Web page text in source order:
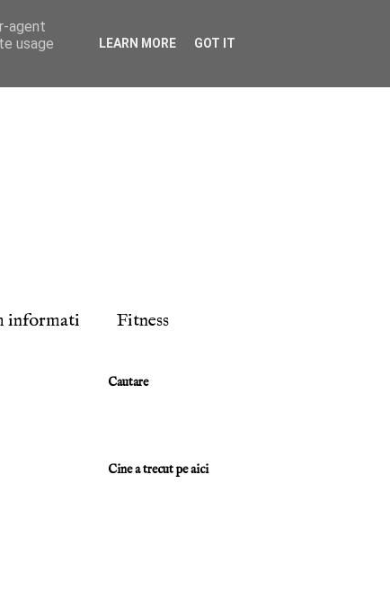
informati Fitness
Cautare
Cine a trecut pe aici
agent
usage
LEARN MORE GOT IT